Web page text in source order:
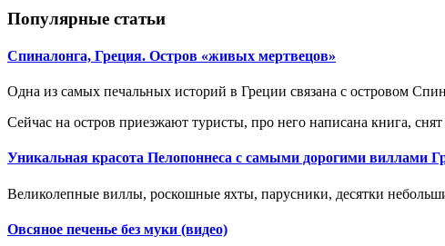
Популярные статьи
Спиналонга, Греция. Остров «живых мертвецов»
Одна из самых печальных историй в Греции связана с островом
Сейчас на остров приезжают туристы, про него написана книга,
Уникальная красота Пелопоннеса с самыми дорогими виллами
Великолепные виллы, роскошные яхты, парусники, десятки
Овсяное печенье без муки (видео)